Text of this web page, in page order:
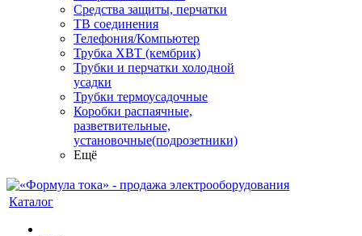
Средства защиты, перчатки
ТВ соединения
Телефония/Компьютер
Трубка ХВТ (кембрик)
Трубки и перчатки холодной
усадки
Трубки термоусадочные
Коробки распаячные,
разветвительные,
установочные(подрозетники)
Ещё
Каталог